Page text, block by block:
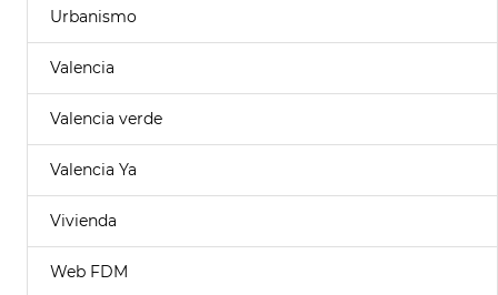
Urbanismo
Valencia
Valencia verde
Valencia Ya
Vivienda
Web FDM